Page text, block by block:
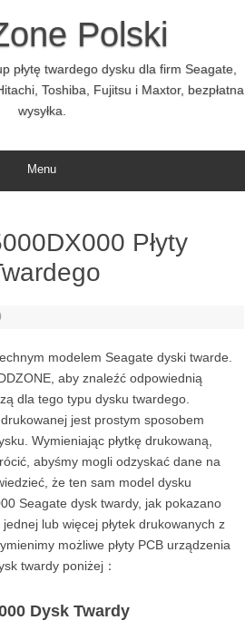
Polski
płytę twardego dysku dla firm Seagate,
Toshiba, Fujitsu i Maxtor, bezpłatna
wysyłka.
Menu
Płyty
modelem Seagate dyski twarde.
aby znaleźć odpowiednią
dla tego typu dysku twardego.
jest prostym sposobem
Wymieniając płytkę drukowaną,
abyśmy mogli odzyskać dane na
że ten sam model dysku
Seagate dysk twardy, jak pokazano
lub więcej płytek drukowanych z
możliwe płyty PCB urządzenia
twardy poniżej：
Dysk Twardy